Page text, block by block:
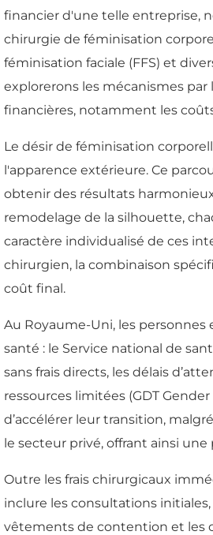
financier d'une telle entreprise,
chirurgie de féminisation
féminisation faciale (FFS) et
explorerons les mécanismes
financières, notamment les
Le désir de féminisation
l'apparence extérieure. Ce
obtenir des résultats
remodelage de la silhouette,
caractère individualisé de ces
chirurgien, la combinaison
coût final.
Au Royaume-Uni, les
santé : le Service national de
sans frais directs, les délais
ressources limitées (GDT
d’accélérer leur transition,
le secteur privé, offrant ainsi
Outre les frais chirurgicaux
inclure les consultations
vêtements de contention et les